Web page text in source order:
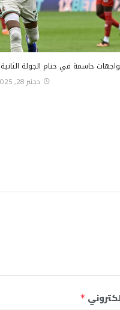
حاسمة في ختام الجولة الثانية
دجنبر 28, 2025
*